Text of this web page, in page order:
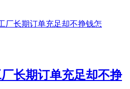
长期订单充足却不挣